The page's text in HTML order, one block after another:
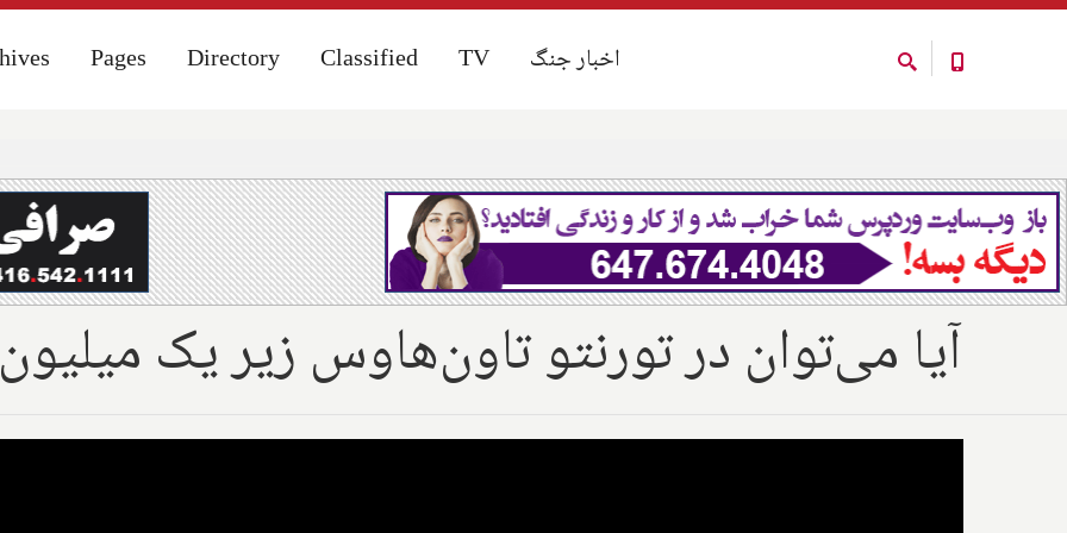
Pages Directory Classified TV اخبار جنگ Pages Directory Classified TV اخبار جنگ
آیا می‌توان در تورنتو تاون‌هاوس زیر یک